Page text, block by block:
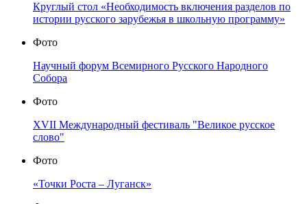
Круглый стол «Необходимость включения разделов по
истории русского зарубежья в школьную программу»
Фото
Научный форум Всемирного Русского Народного
Собора
Фото
XVII Международный фестиваль "Великое русское
слово"
Фото
«Точки Роста – Луганск»